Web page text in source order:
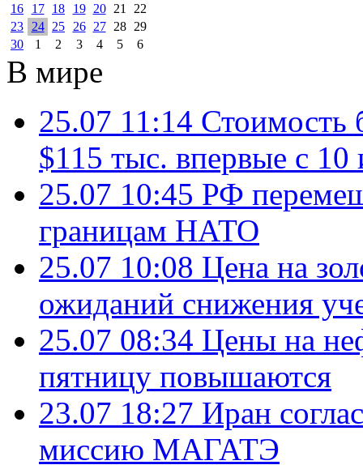
16
17 18 19 20 21
22
23
24 25 26 27 28
29
30
1 2 3 4 5 6
В мире
25.07 11:14 Стоимость
$115 тыс. впервые с 10
25.07 10:45 РФ
границам НАТО
25.07 10:08 Цена на
ожиданий снижения
25.07 08:34 Цены на
пятницу повышаются
23.07 18:27 Иран
миссию МАГАТЭ